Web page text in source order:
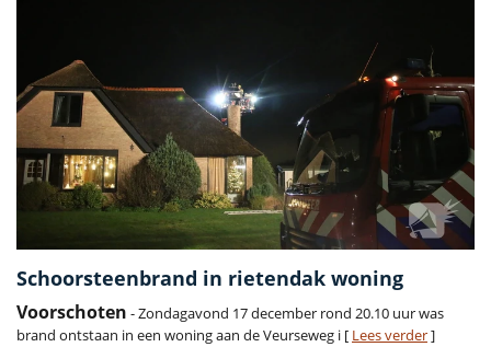
Schoorsteenbrand in rietendak woning
Voorschoten - Zondagavond 17 december rond 20.10 uur was
brand ontstaan in een woning aan de Veurseweg i [ Lees verder]